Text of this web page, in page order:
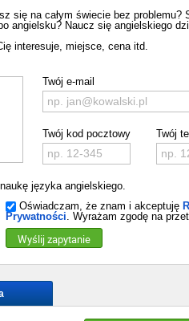
się na całym świecie bez problemu?
angielsku? Naucz się angielskiego
interesuje, miejsce, cena itd.
Twój e-mail
Twój kod pocztowy Twój
języka angielskiego.
Oświadczam, że znam i akceptuję
Prywatności. Wyrażam zgodę na
Wyślij zapytanie